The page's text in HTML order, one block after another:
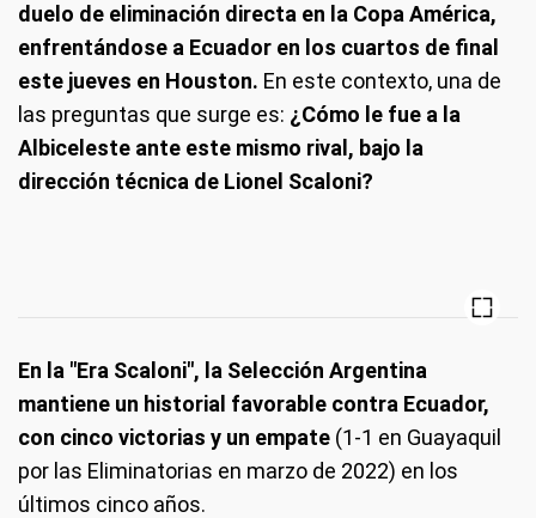
duelo de eliminación directa en la Copa América,
enfrentándose a Ecuador en los cuartos de final
este jueves en Houston. En este contexto, una de
las preguntas que surge es: ¿Cómo le fue a la
Albiceleste ante este mismo rival, bajo la
dirección técnica de Lionel Scaloni?
En la "Era Scaloni", la Selección Argentina
mantiene un historial favorable contra Ecuador,
con cinco victorias y un empate (1-1 en Guayaquil
por las Eliminatorias en marzo de 2022) en los
últimos cinco años.